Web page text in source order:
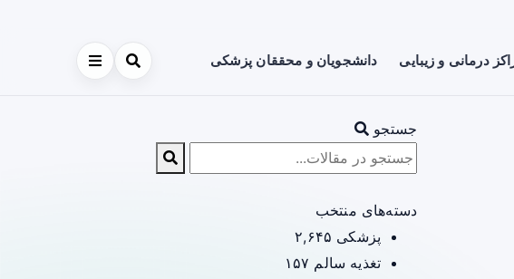
درمانی و زیبایی دانشجویان و محققان پزشکی
جستجو
دسته‌های منتخب
پزشکی ۲,۶۴۵
تغذیه سالم ۱۵۷